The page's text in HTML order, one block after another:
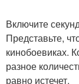
Включите
Представьте,
кинобоевиках.
разное
равно истечет.